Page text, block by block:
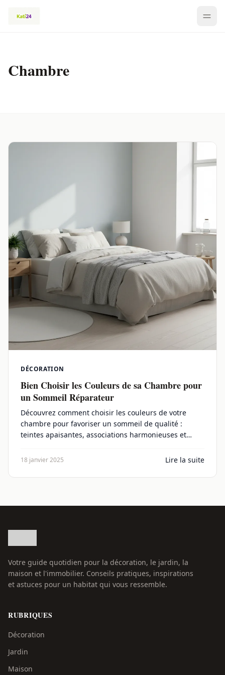
Chambre
DÉCORATION
Bien Choisir les Couleurs de sa Chambre pour
un Sommeil Réparateur
Découvrez comment choisir les couleurs de votre
chambre pour favoriser un sommeil de qualité :
teintes apaisantes, associations harmonieuses et
18 janvier 2025 Lire la suite
Votre guide quotidien pour la décoration, le jardin, la
maison et l'immobilier. Conseils pratiques, inspirations
et astuces pour un habitat qui vous ressemble.
RUBRIQUES
Décoration
Jardin
Maison